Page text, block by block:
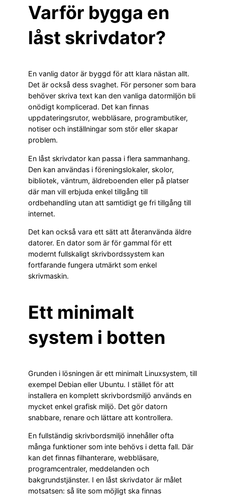
Varför bygga en
låst skrivdator?
En vanlig dator är byggd för att klara nästan allt.
Det är också dess svaghet. För personer som bara
behöver skriva text kan den vanliga datormiljön bli
onödigt komplicerad. Det kan finnas
uppdateringsrutor, webbläsare, programbutiker,
notiser och inställningar som stör eller skapar
problem.
En låst skrivdator kan passa i flera sammanhang.
Den kan användas i föreningslokaler, skolor,
bibliotek, väntrum, äldreboenden eller på platser
där man vill erbjuda enkel tillgång till
ordbehandling utan att samtidigt ge fri tillgång till
internet.
Det kan också vara ett sätt att återanvända äldre
datorer. En dator som är för gammal för ett
modernt fullskaligt skrivbordssystem kan
fortfarande fungera utmärkt som enkel
skrivmaskin.
Ett minimalt
system i botten
Grunden i lösningen är ett minimalt Linuxsystem, till
exempel Debian eller Ubuntu. I stället för att
installera en komplett skrivbordsmiljö används en
mycket enkel grafisk miljö. Det gör datorn
snabbare, renare och lättare att kontrollera.
En fullständig skrivbordsmiljö innehåller ofta
många funktioner som inte behövs i detta fall. Där
kan det finnas filhanterare, webbläsare,
programcentraler, meddelanden och
bakgrundstjänster. I en låst skrivdator är målet
motsatsen: så lite som möjligt ska finnas